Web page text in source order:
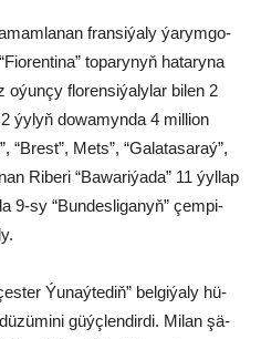
fran­si­ýa­ly ýa­rym­go­
to­pa­ry­nyň ha­ta­ry­na
oýun­çy flo­ren­si­ýa­ly­lar bi­len 2
ýy­lyň do­wa­myn­da 4 mil­li­on
“Brest”, Mets”, “Ga­la­ta­sa­raý”,
Ri­be­ri “Ba­wa­ri­ýa­da” 11 ýyl­lap
9-sy “Bun­des­li­ga­nyň” çem­pi­
Ýu­naý­te­diň” bel­gi­ýa­ly hü­
güýç­len­dir­di. Mi­lan şä­